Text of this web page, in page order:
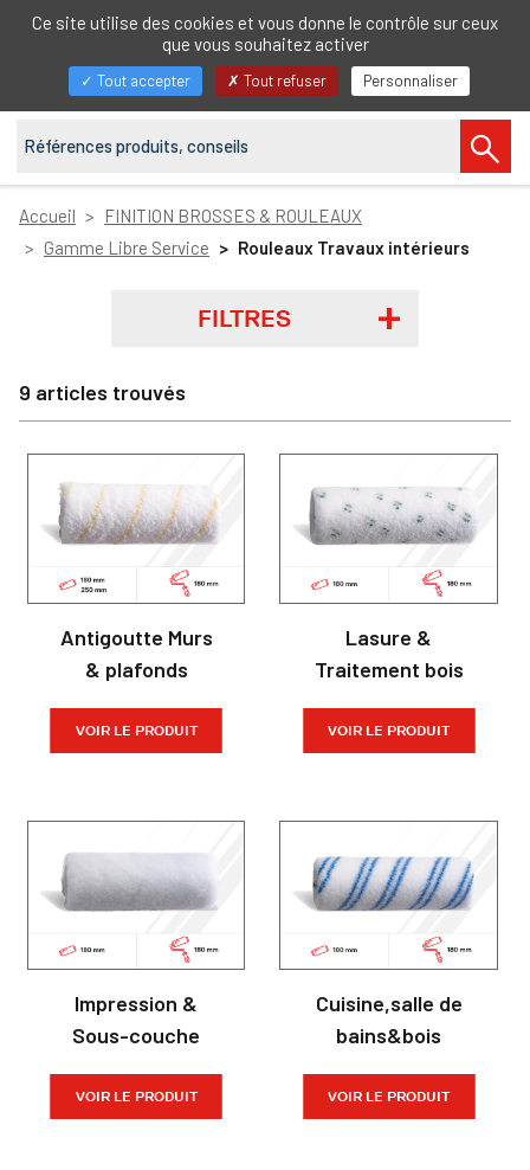
FR
Afficher/masquer
Accueil
FINITION BROSSES & ROULEAUX
Gamme Libre Service
Rouleaux Travaux intérieurs
FILTRES
9 articles trouvés
Antigoutte Murs
& plafonds
VOIR LE PRODUIT
Lasure &
Traitement bois
VOIR LE PRODUIT
Impression &
Sous-couche
VOIR LE PRODUIT
Cuisine,salle de
bains&bois
VOIR LE PRODUIT
Ce site utilise des cookies et vous donne le contrôle sur ceux
que vous souhaitez activer
Tout accepter Tout refuser Personnaliser